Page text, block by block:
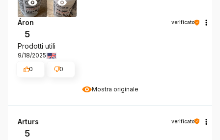
Mostra originale
Áron verificato
5
Prodotti utili
9/18/2025
0
0
Arturs verificato
5